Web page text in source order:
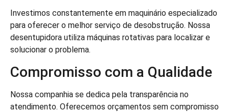
Investimos constantemente em maquinário especializado
para oferecer o melhor serviço de desobstrução. Nossa
desentupidora utiliza máquinas rotativas para localizar e
solucionar o problema.
Compromisso com a Qualidade
Nossa companhia se dedica pela transparência no
atendimento. Oferecemos orçamentos sem compromisso